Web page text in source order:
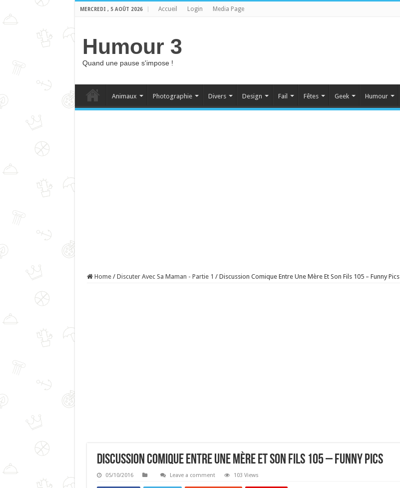
MERCREDI , 5 AOÛT 2026 Accueil Login Media Page
Humour 3
Quand une pause s'impose !
Animaux Photographie Divers Design Fail Fêtes Geek Humour
Home / Discuter Avec Sa Maman - Partie 1 / Discussion Comique Entre Une Mère Et Son Fils 105 – Funny Pics
Discussion Comique Entre Une Mère Et Son Fils 105 – Funny Pics
05/10/2016 Leave a comment 103 Views